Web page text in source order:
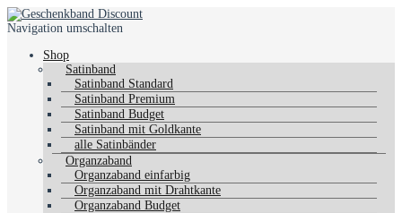
Navigation umschalten
Shop
Satinband
Satinband Standard
Satinband Premium
Satinband Budget
Satinband mit Goldkante
alle Satinbänder
Organzaband
Organzaband einfarbig
Organzaband mit Drahtkante
Organzaband Budget